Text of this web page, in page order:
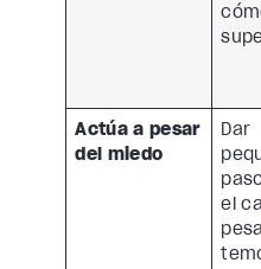
Actúa a pesar
del miedo
Dar
el